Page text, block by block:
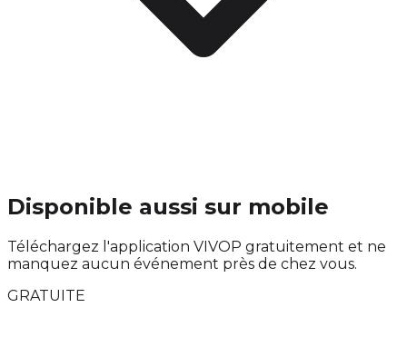
Disponible aussi sur mobile
Téléchargez l'application VIVOP gratuitement et ne
manquez aucun événement près de chez vous.
GRATUITE